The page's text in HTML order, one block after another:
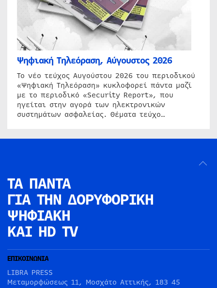
Ψηφιακή Τηλεόραση, Αύγουστος 2026
Το νέο τεύχος Αυγούστου 2026 του περιοδικού
«Ψηφιακή Τηλεόραση» κυκλοφορεί πάντα μαζί
με το περιοδικό «Security Report», που
ηγείται στην αγορά των ηλεκτρονικών
συστημάτων ασφαλείας. Θέματα τεύχο…
ΤΑ ΠΑΝΤΑ
ΓΙΑ ΤΗΝ ΔΟΡΥΦΟΡΙΚΗ
ΨΗΦΙΑΚΗ
ΚΑΙ HD TV
ΕΠΙΚΟΙΝΩΝΙΑ
LIBRA PRESS
Μεταμορφώσεως 11, Μοσχάτο Αττικής, 183 45